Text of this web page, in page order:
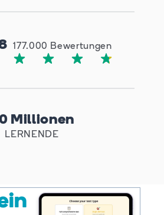
177.000 Bewertungen
Millionen
LERNENDE